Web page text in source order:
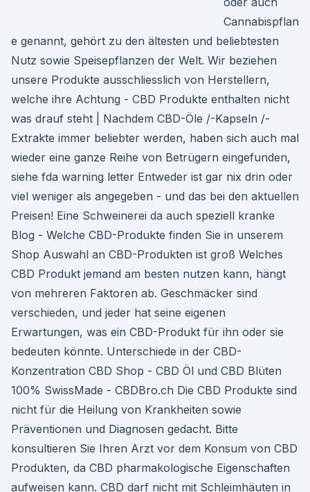
Cannabispflan
e genannt, gehört zu den ältesten und beliebtesten
Nutz sowie Speisepflanzen der Welt. Wir beziehen
unsere Produkte ausschliesslich von Herstellern,
welche ihre Achtung - CBD Produkte enthalten nicht
was drauf steht | Nachdem CBD-Öle /-Kapseln /-
Extrakte immer beliebter werden, haben sich auch mal
wieder eine ganze Reihe von Betrügern eingefunden,
siehe fda warning letter Entweder ist gar nix drin oder
viel weniger als angegeben - und das bei den aktuellen
Preisen! Eine Schweinerei da auch speziell kranke
Blog - Welche CBD-Produkte finden Sie in unserem
Shop Auswahl an CBD-Produkten ist groß Welches
CBD Produkt jemand am besten nutzen kann, hängt
von mehreren Faktoren ab. Geschmäcker sind
verschieden, und jeder hat seine eigenen
Erwartungen, was ein CBD-Produkt für ihn oder sie
bedeuten könnte. Unterschiede in der CBD-
Konzentration CBD Shop - CBD Öl und CBD Blüten
100% SwissMade - CBDBro.ch Die CBD Produkte sind
nicht für die Heilung von Krankheiten sowie
Präventionen und Diagnosen gedacht. Bitte
konsultieren Sie Ihren Arzt vor dem Konsum von CBD
Produkten, da CBD pharmakologische Eigenschaften
aufweisen kann. CBD darf nicht mit Schleimhäuten in